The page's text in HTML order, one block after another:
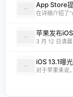
App Store
在详细介绍了
苹果发布
3 月 12 日清
iOS 13.1曝
对于苹果来说